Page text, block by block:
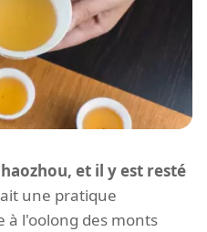
et il y est resté
une pratique
l'oolong des monts